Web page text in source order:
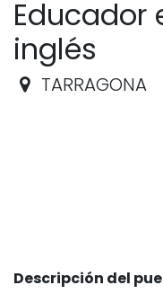
Educador
inglés
TARRAGONA
Descripción del